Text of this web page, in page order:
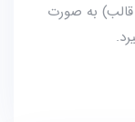
قالب) به صورت